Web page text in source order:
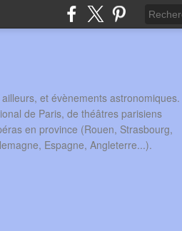
et évènements astronomiques.
de Paris, de théâtres parisiens
en province (Rouen, Strasbourg,
Espagne, Angleterre...).